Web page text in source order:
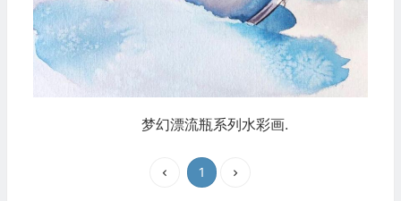
梦幻漂流瓶系列水彩画.
1